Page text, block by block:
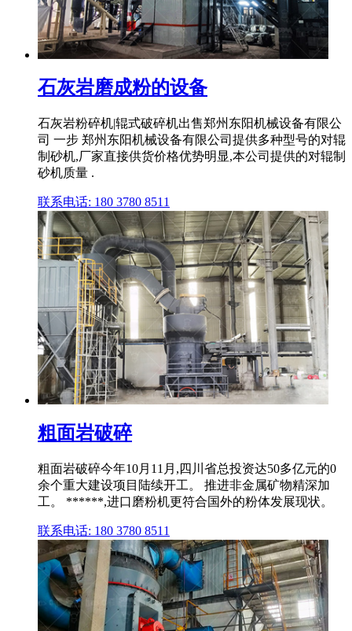
石灰岩磨成粉的设备
石灰岩粉碎机|辊式破碎机出售郑州东阳机械设备有限公
司 一步 郑州东阳机械设备有限公司提供多种型号的对辊
制砂机,厂家直接供货价格优势明显,本公司提供的对辊制
砂机质量 .
联系电话: 180 3780 8511
粗面岩破碎
粗面岩破碎今年10月11月,四川省总投资达50多亿元的0
余个重大建设项目陆续开工。 推进非金属矿物精深加
工。 ******,进口磨粉机更符合国外的粉体发展现状。
联系电话: 180 3780 8511